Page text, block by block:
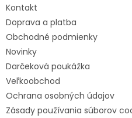
Kontakt
Doprava a platba
Obchodné podmienky
Novinky
Darčeková poukážka
Veľkoobchod
Ochrana osobných údajov
Zásady používania súborov